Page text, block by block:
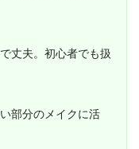
丈夫。初心者でも扱
部分のメイクに活